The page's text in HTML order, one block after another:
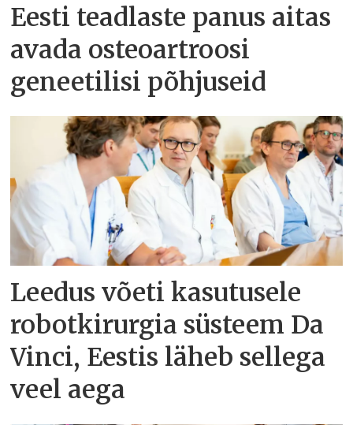
Eesti teadlaste panus aitas
avada osteoartroosi
geneetilisi põhjuseid
Leedus võeti kasutusele
robotkirurgia süsteem Da
Vinci, Eestis läheb sellega
veel aega